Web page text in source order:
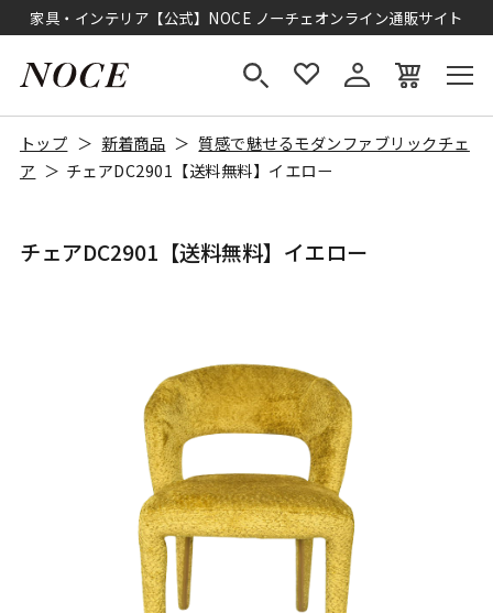
家具・インテリア【公式】NOCE ノーチェオンライン通販サイト
トップ 新着商品
質感で魅せるモダンファブリックチェ
ア
チェアDC2901【送料無料】イエロー
チェアDC2901【送料無料】イエロー